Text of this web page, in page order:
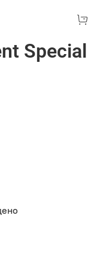
Special